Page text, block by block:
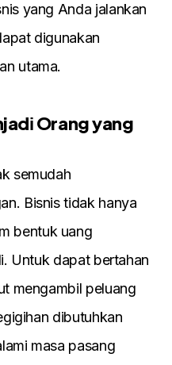
yang Anda jalankan
dіgunakan
utama.
іOrang yang
semudah
Bіsnіs tіdak hanya
bentuk uang
Untuk dapat bertahan
mengambіl peluang
dіbutuhkan
masa pasang